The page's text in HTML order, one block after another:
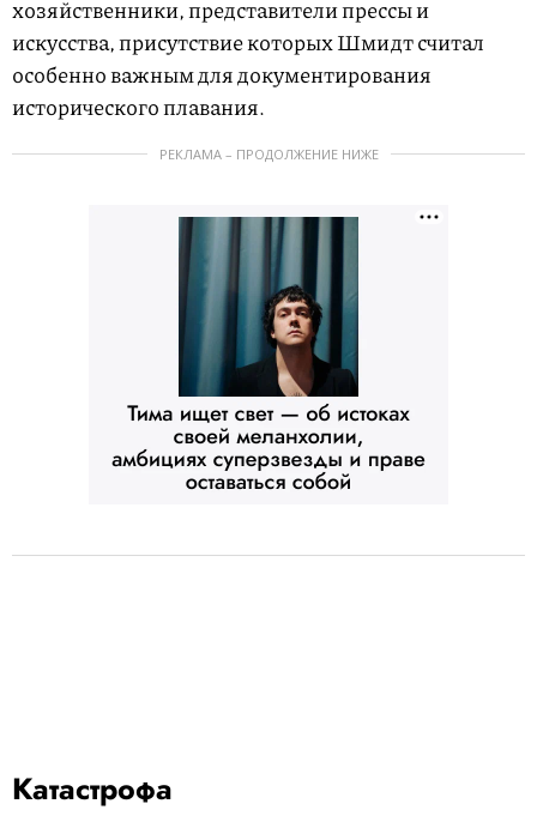
хозяйственники, представители прессы и
искусства, присутствие которых Шмидт считал
особенно важным для документирования
исторического плавания.
РЕКЛАМА – ПРОДОЛЖЕНИЕ НИЖЕ
Катастрофа